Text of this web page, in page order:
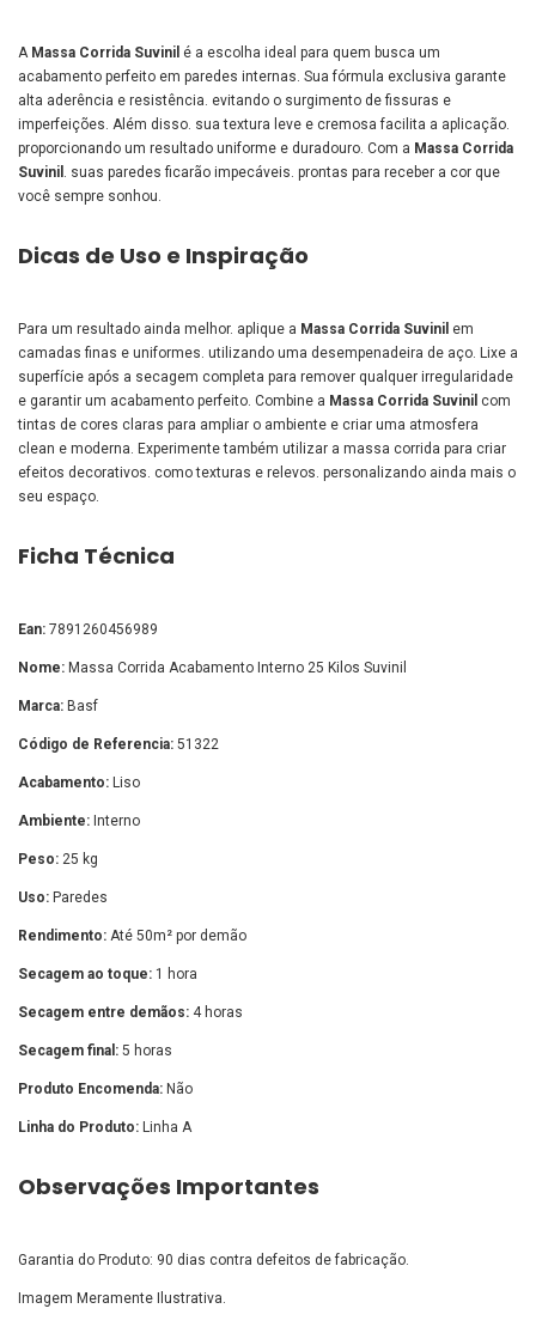
A Massa Corrida Suvinil é a escolha ideal para quem busca um
acabamento perfeito em paredes internas. Sua fórmula exclusiva garante
alta aderência e resistência. evitando o surgimento de fissuras e
imperfeições. Além disso. sua textura leve e cremosa facilita a aplicação.
proporcionando um resultado uniforme e duradouro. Com a Massa Corrida
Suvinil . suas paredes ficarão impecáveis. prontas para receber a cor que
você sempre sonhou.
Dicas de Uso e Inspiração
Para um resultado ainda melhor. aplique a Massa Corrida Suvinil em
camadas finas e uniformes. utilizando uma desempenadeira de aço. Lixe a
superfície após a secagem completa para remover qualquer irregularidade
e garantir um acabamento perfeito. Combine a Massa Corrida Suvinil com
tintas de cores claras para ampliar o ambiente e criar uma atmosfera
clean e moderna. Experimente também utilizar a massa corrida para criar
efeitos decorativos. como texturas e relevos. personalizando ainda mais o
seu espaço.
Ficha Técnica
Ean: 7891260456989
Nome: Massa Corrida Acabamento Interno 25 Kilos Suvinil
Marca: Basf
Código de Referencia: 51322
Acabamento: Liso
Ambiente: Interno
Peso: 25 kg
Uso: Paredes
Rendimento: Até 50m² por demão
Secagem ao toque: 1 hora
Secagem entre demãos: 4 horas
Secagem final: 5 horas
Produto Encomenda: Não
Linha do Produto: Linha A
Observações Importantes
Garantia do Produto: 90 dias contra defeitos de fabricação.
Imagem Meramente Ilustrativa.